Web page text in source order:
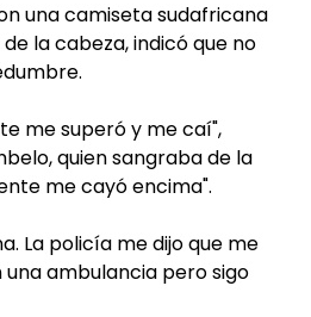
una camiseta sudafricana
la cabeza, indicó que no
me superó y me caí",
quien sangraba de la
me cayó encima".
La policía me dijo que me
ambulancia pero sigo